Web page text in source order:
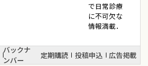
で日常診療
に不可欠な
情報満載．
バックナ
ンバー
定期購読 投稿申込 広告掲載